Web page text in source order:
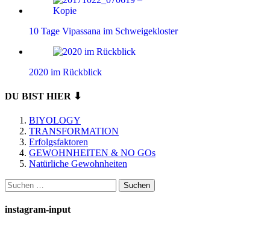
10 Tage Vipassana im Schweigekloster
2020 im Rückblick
DU BIST HIER ⬇
BIYOLOGY
TRANSFORMATION
Erfolgsfaktoren
GEWOHNHEITEN & NO GOs
Natürliche Gewohnheiten
Suchen
nach:
instagram-input